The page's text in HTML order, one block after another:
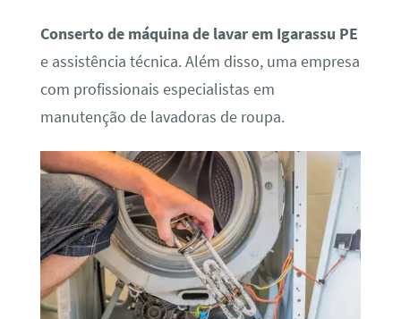
Conserto de máquina de lavar em Igarassu PE
e assistência técnica. Além disso, uma empresa
com profissionais especialistas em
manutenção de lavadoras de roupa.